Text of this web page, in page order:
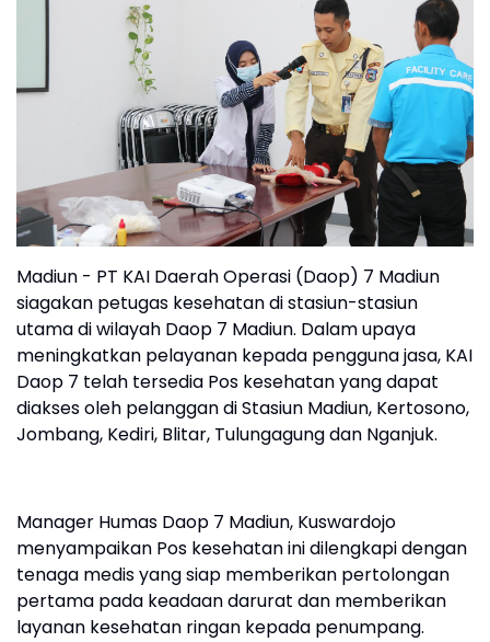
Madiun - PT KAI Daerah Operasi (Daop) 7 Madiun
siagakan petugas kesehatan di stasiun-stasiun
utama di wilayah Daop 7 Madiun. Dalam upaya
meningkatkan pelayanan kepada pengguna jasa, KAI
Daop 7 telah tersedia Pos kesehatan yang dapat
diakses oleh pelanggan di Stasiun Madiun, Kertosono,
Jombang, Kediri, Blitar, Tulungagung dan Nganjuk.
Manager Humas Daop 7 Madiun, Kuswardojo
menyampaikan Pos kesehatan ini dilengkapi dengan
tenaga medis yang siap memberikan pertolongan
pertama pada keadaan darurat dan memberikan
layanan kesehatan ringan kepada penumpang.